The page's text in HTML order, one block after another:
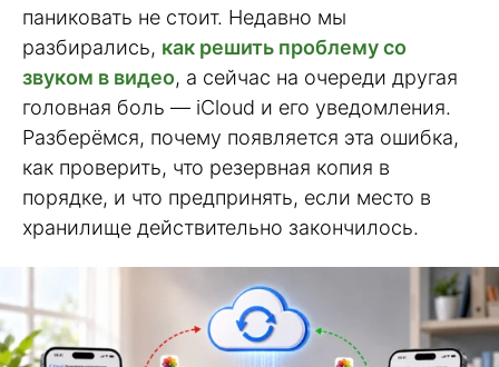
паниковать не стоит. Недавно мы
разбирались, как решить проблему со
звуком в видео, а сейчас на очереди другая
головная боль — iCloud и его уведомления.
Разберёмся, почему появляется эта ошибка,
как проверить, что резервная копия в
порядке, и что предпринять, если место в
хранилище действительно закончилось.